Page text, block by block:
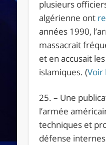
plusieurs
algérienne ont
années 1990,
massacrait
et en accusait
islamiques. (Voir
25. – Une
l’armée
techniques et
défense